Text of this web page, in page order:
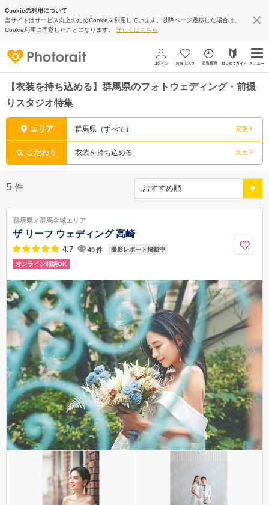
Cookieの利用について
当サイトはサービス向上のためCookieを利用しています。以降ページ遷移した場合は、
Cookie利用に同意したことになります。 詳しくはこちら
【衣装を持ち込める】群馬県のフォトウェディング・前撮
りスタジオ特集
エリア 群馬県（すべて） 変更
こだわり 衣装を持ち込める 変更
5 件
群馬県／群馬全域エリア
ザ リーフ ウェディング 高崎
4.7 49件 撮影レポート掲載中
オンライン相談OK